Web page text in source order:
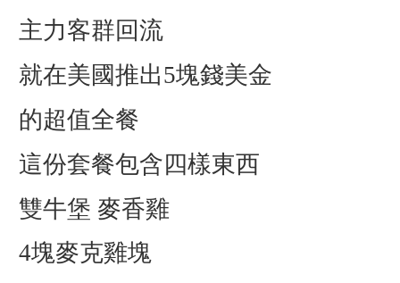
主力客群回流
就在美國推出5塊錢美金
的超值全餐
這份套餐包含四樣東西
雙牛堡 麥香雞
4塊麥克雞塊